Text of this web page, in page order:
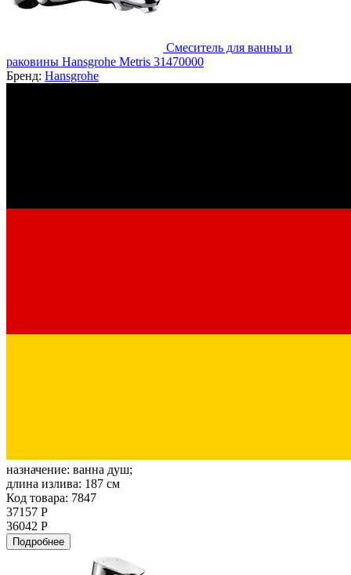
Смеситель для ванны и
раковины Hansgrohe Metris 31470000
Бренд: Hansgrohe
назначение: ванна душ;
длина излива: 187 см
Код товара: 7847
37157 Р
36042 Р
Подробнее